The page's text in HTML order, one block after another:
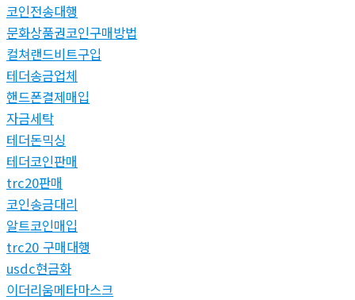
코인전송대행
문화상품권코인구매방법
컬쳐랜드비트구입
테더송금업체
핸드폰결제매입
자금세탁
테더돈믹싱
테더코인판매
trc20판매
코인송금대리
알트코인매입
trc20 구매대행
usdc현금화
이더리움메타마스크